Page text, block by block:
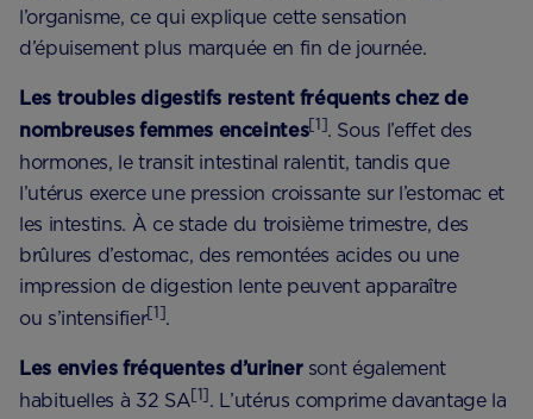
l’organisme, ce qui explique cette sensation
d’épuisement plus marquée en fin de journée.
Les troubles digestifs restent fréquents chez de
nombreuses femmes enceintes[1]. Sous l’effet des
hormones, le transit intestinal ralentit, tandis que
l’utérus exerce une pression croissante sur l’estomac et
les intestins. À ce stade du troisième trimestre, des
brûlures d’estomac, des remontées acides ou une
impression de digestion lente peuvent apparaître
ou s’intensifier[1].
Les envies fréquentes d’uriner sont également
habituelles à 32 SA[1]. L’utérus comprime davantage la